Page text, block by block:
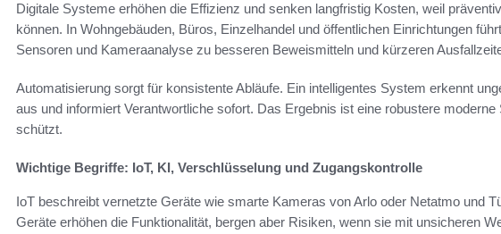
Digitale Systeme erhöhen die Effizienz und senken langfristig Kosten, weil
können. In Wohngebäuden, Büros, Einzelhandel und öffentlichen Einrichtungen
Sensoren und Kameraanalyse zu besseren Beweismitteln und kürzeren
Automatisierung sorgt für konsistente Abläufe. Ein intelligentes System erkennt
aus und informiert Verantwortliche sofort. Das Ergebnis ist eine robustere
schützt.
Wichtige Begriffe: IoT, KI, Verschlüsselung und Zugangskontrolle
IoT beschreibt vernetzte Geräte wie smarte Kameras von Arlo oder Netatmo und
Geräte erhöhen die Funktionalität, bergen aber Risiken, wenn sie mit unsicheren